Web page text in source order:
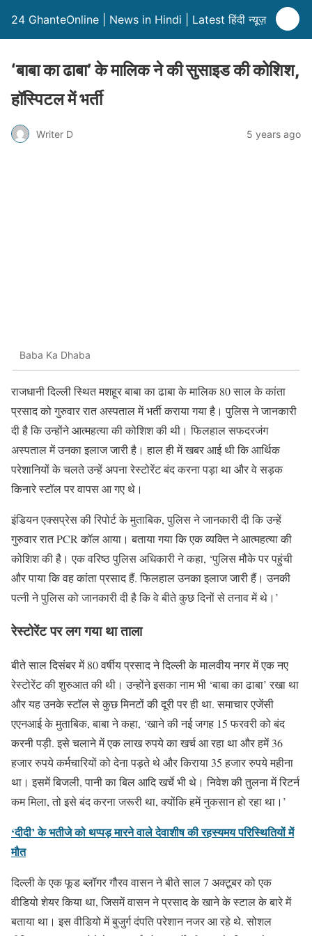
24 GhanteOnline | News in Hindi | Latest हिंदी न्यूज़
‘बाबा का ढाबा’ के मालिक ने की सुसाइड की कोशिश,
हॉस्पिटल में भर्ती
Writer D 5 years ago
Baba Ka Dhaba
राजधानी दिल्ली स्थित मशहूर बाबा का ढाबा के मालिक 80 साल के कांता
प्रसाद को गुरुवार रात अस्पताल में भर्ती कराया गया है। पुलिस ने जानकारी
दी है कि उन्होंने आत्महत्या की कोशिश की थी। फिलहाल सफदरजंग
अस्पताल में उनका इलाज जारी है। हाल ही में खबर आई थी कि आर्थिक
परेशानियों के चलते उन्हें अपना रेस्टोरेंट बंद करना पड़ा था और वे सड़क
किनारे स्टॉल पर वापस आ गए थे।
इंडियन एक्सप्रेस की रिपोर्ट के मुताबिक, पुलिस ने जानकारी दी कि उन्हें
गुरुवार रात PCR कॉल आया। बताया गया कि एक व्यक्ति ने आत्महत्या की
कोशिश की है। एक वरिष्ठ पुलिस अधिकारी ने कहा, ‘पुलिस मौके पर पहुंची
और पाया कि वह कांता प्रसाद हैं. फिलहाल उनका इलाज जारी हैं। उनकी
पत्नी ने पुलिस को जानकारी दी है कि वे बीते कुछ दिनों से तनाव में थे।’
रेस्टोरेंट पर लग गया था ताला
बीते साल दिसंबर में 80 वर्षीय प्रसाद ने दिल्ली के मालवीय नगर में एक नए
रेस्टोरेंट की शुरुआत की थी। उन्होंने इसका नाम भी ‘बाबा का ढाबा’ रखा था
और यह उनके स्टॉल से कुछ मिनटों की दूरी पर ही था. समाचार एजेंसी
एएनआई के मुताबिक, बाबा ने कहा, ‘खाने की नई जगह 15 फरवरी को बंद
करनी पड़ी. इसे चलाने में एक लाख रुपये का खर्च आ रहा था और हमें 36
हजार रुपये कर्मचारियों को देना पड़ते थे और किराया 35 हजार रुपये महीना
था। इसमें बिजली, पानी का बिल आदि खर्चे भी थे। निवेश की तुलना में रिटर्न
कम मिला, तो इसे बंद करना जरूरी था, क्योंकि हमें नुकसान हो रहा था।’
‘दीदी’ के भतीजे को थप्पड़ मारने वाले देवाशीष की रहस्यमय परिस्थितियों में
मौत
दिल्ली के एक फूड ब्लॉगर गौरव वासन ने बीते साल 7 अक्टूबर को एक
वीडियो शेयर किया था, जिसमें वासन ने प्रसाद के खाने के स्टाल के बारे में
बताया था। इस वीडियो में बुजुर्ग दंपति परेशान नजर आ रहे थे. सोशल